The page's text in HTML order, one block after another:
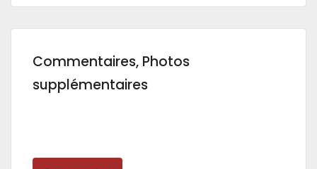
Commentaires, Photos
supplémentaires